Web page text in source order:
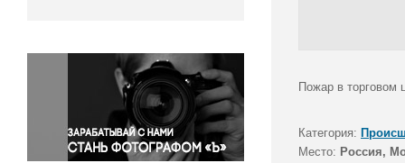
Окружающая среда
Политика
Правосудие
Происшествия и конфликты
Религия
Пожар в торговом
Категория:
Место: Россия,